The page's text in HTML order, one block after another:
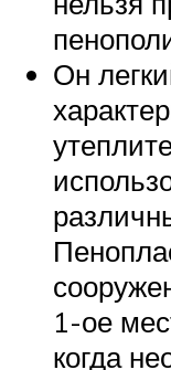
Он
1-ое
когда